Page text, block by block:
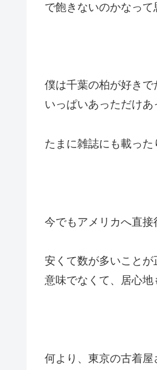
で飽きないのかなって
僕は千葉の柏が好き
いっぱいあっただけあ
たまに雑誌にも載った
今でもアメリカへ直接
安くて数が多いこと
意味でなくて、居心地
何より、東京の古着